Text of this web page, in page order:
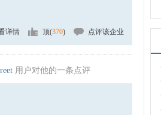
详情 顶(370) 点评该企业
用户对他的一条点评